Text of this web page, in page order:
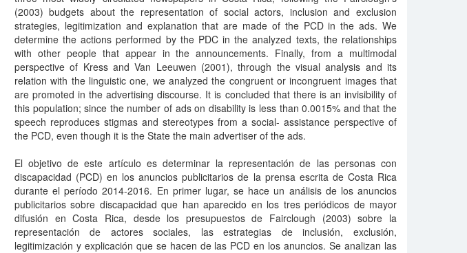
(2003) budgets about the representation of social actors, inclusion and exclusion
strategies, legitimization and explanation that are made of the PCD in the ads. We
determine the actions performed by the PDC in the analyzed texts, the relationships
with other people that appear in the announcements. Finally, from a multimodal
perspective of Kress and Van Leeuwen (2001), through the visual analysis and its
relation with the linguistic one, we analyzed the congruent or incongruent images that
are promoted in the advertising discourse. It is concluded that there is an invisibility of
this population; since the number of ads on disability is less than 0.0015% and that the
speech reproduces stigmas and stereotypes from a social- assistance perspective of
the PCD, even though it is the State the main advertiser of the ads.
El objetivo de este artículo es determinar la representación de las personas con
discapacidad (PCD) en los anuncios publicitarios de la prensa escrita de Costa Rica
durante el período 2014-2016. En primer lugar, se hace un análisis de los anuncios
publicitarios sobre discapacidad que han aparecido en los tres periódicos de mayor
difusión en Costa Rica, desde los presupuestos de Fairclough (2003) sobre la
representación de actores sociales, las estrategias de inclusión, exclusión,
legitimización y explicación que se hacen de las PCD en los anuncios. Se analizan las